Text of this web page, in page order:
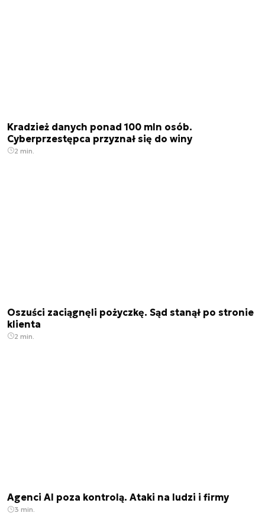
Kradzież danych ponad 100 mln osób.
Cyberprzestępca przyznał się do winy
2 min.
Oszuści zaciągnęli pożyczkę. Sąd stanął po stronie
klienta
2 min.
Agenci AI poza kontrolą. Ataki na ludzi i firmy
3 min.